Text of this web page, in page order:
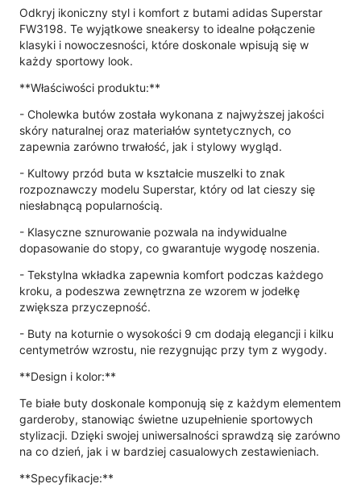
Odkryj ikoniczny styl i komfort z butami adidas Superstar
FW3198. Te wyjątkowe sneakersy to idealne połączenie
klasyki i nowoczesności, które doskonale wpisują się w
każdy sportowy look.
**Właściwości produktu:**
- Cholewka butów została wykonana z najwyższej jakości
skóry naturalnej oraz materiałów syntetycznych, co
zapewnia zarówno trwałość, jak i stylowy wygląd.
- Kultowy przód buta w kształcie muszelki to znak
rozpoznawczy modelu Superstar, który od lat cieszy się
niesłabnącą popularnością.
- Klasyczne sznurowanie pozwala na indywidualne
dopasowanie do stopy, co gwarantuje wygodę noszenia.
- Tekstylna wkładka zapewnia komfort podczas każdego
kroku, a podeszwa zewnętrzna ze wzorem w jodełkę
zwiększa przyczepność.
- Buty na koturnie o wysokości 9 cm dodają elegancji i kilku
centymetrów wzrostu, nie rezygnując przy tym z wygody.
**Design i kolor:**
Te białe buty doskonale komponują się z każdym elementem
garderoby, stanowiąc świetne uzupełnienie sportowych
stylizacji. Dzięki swojej uniwersalności sprawdzą się zarówno
na co dzień, jak i w bardziej casualowych zestawieniach.
**Specyfikacje:**